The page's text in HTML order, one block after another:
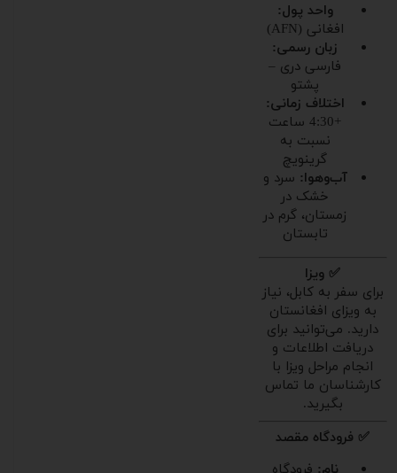
واحد پول:
افغانی (AFN)
زبان رسمی:
فارسی دری –
پشتو
اختلاف زمانی:
+4:30 ساعت
نسبت به
گرینویچ
آب‌وهوا: سرد و
خشک در
زمستان، گرم در
تابستان
✅ ویزا
برای سفر به کابل، نیاز
به ویزای افغانستان
دارید. می‌توانید برای
دریافت اطلاعات و
انجام مراحل ویزا با
کارشناسان ما تماس
بگیرید.
✅ فرودگاه مقصد